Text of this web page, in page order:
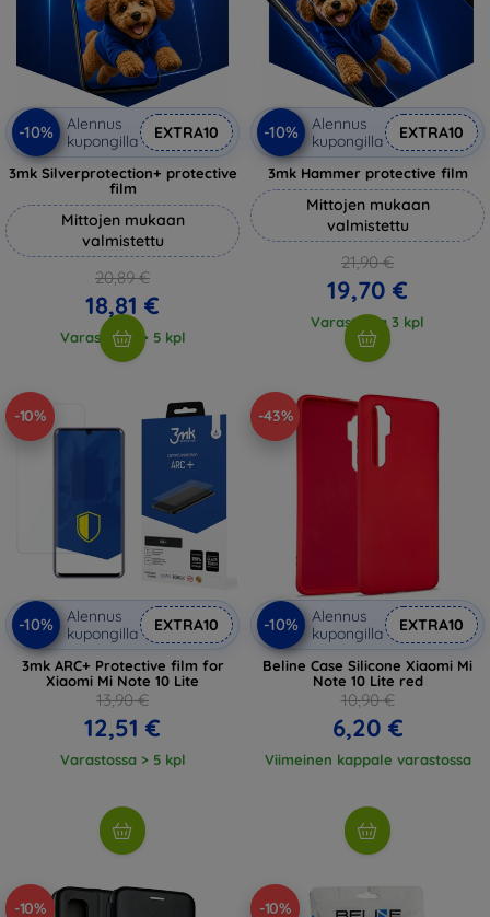
-10%
Alennus
kupongilla
EXTRA10
3mk Silverprotection+ protective
film
Mittojen mukaan
valmistettu
20,89 €
18,81 €
Varastossa > 5 kpl
-10%
Alennus
kupongilla
EXTRA10
3mk Hammer protective film
Mittojen mukaan
valmistettu
21,90 €
19,70 €
Varastossa 3 kpl
-10%
-10%
Alennus
kupongilla
EXTRA10
3mk ARC+ Protective film for
Xiaomi Mi Note 10 Lite
13,90 €
12,51 €
Varastossa > 5 kpl
-43%
-10%
Alennus
kupongilla
EXTRA10
Beline Case Silicone Xiaomi Mi
Note 10 Lite red
10,90 €
6,20 €
Viimeinen kappale varastossa
-10% -10%